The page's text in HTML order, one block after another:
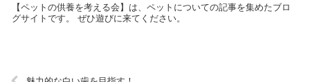
【ペットの供養を考える会】は、ペットについての記事を集めたブロ
グサイトです。 ぜひ遊びに来てください。